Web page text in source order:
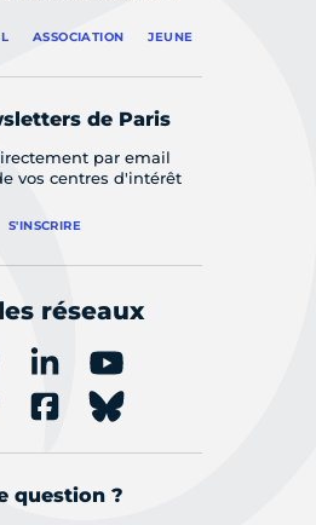
ASSOCIATION JEUNE
de Paris
par email
vos centres d'intérêt
S'INSCRIRE
réseaux
question ?